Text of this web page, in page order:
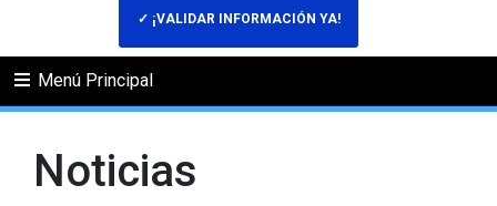
✓ ¡VALIDAR INFORMACIÓN YA!
Menú Principal
Noticias